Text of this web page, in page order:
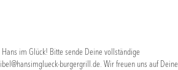
im Glück! Bitte sende Deine vollständige
burgergrill.de. Wir freuen uns auf Deine